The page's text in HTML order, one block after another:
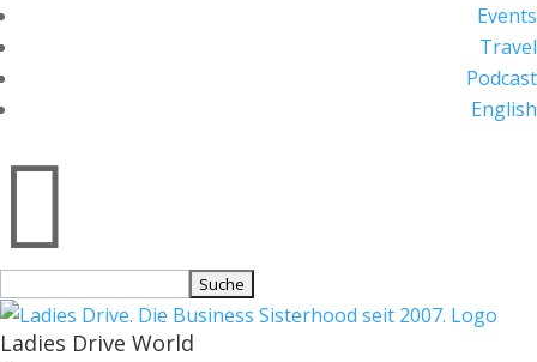
Events
Travel
Podcast
English

nach:
Ladies Drive World